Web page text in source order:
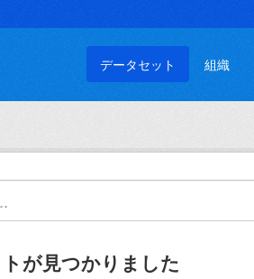
データセット 組織
が見つかりました